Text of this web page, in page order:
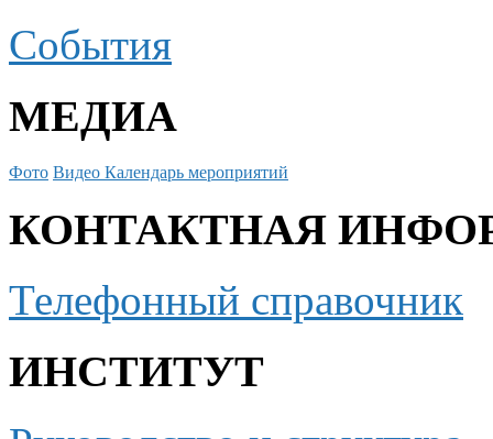
События
МЕДИА
Фото Видео Календарь мероприятий
КОНТАКТНАЯ
Телефонный справочник
ИНСТИТУТ